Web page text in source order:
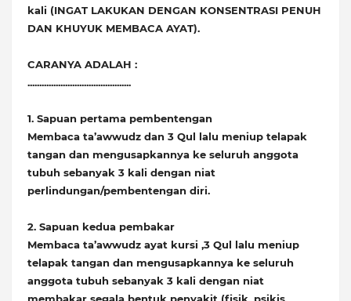
kali (INGAT LAKUKAN DENGAN KONSENTRASI PENUH
DAN KHUYUK MEMBACA AYAT).
CARANYA ADALAH :
............................................
1. Sapuan pertama pembentengan
Membaca ta’awwudz dan 3 Qul lalu meniup telapak
tangan dan mengusapkannya ke seluruh anggota
tubuh sebanyak 3 kali dengan niat
perlindungan/pembentengan diri.
2. Sapuan kedua pembakar
Membaca ta’awwudz ayat kursi ,3 Qul lalu meniup
telapak tangan dan mengusapkannya ke seluruh
anggota tubuh sebanyak 3 kali dengan niat